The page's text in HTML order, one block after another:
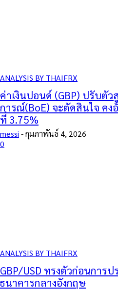
ANALYSIS BY THAIFRX
ค่าเงินปอนด์ (GBP) ปรับตั
การณ์(BoE) จะตัดสินใจ คง
ที่ 3.75%
messi -กุมภาพันธ์ 4, 2026
0
ANALYSIS BY THAIFRX
GBP/USD ทรงตัวก่อนการ
ธนาคารกลางอังกฤษ